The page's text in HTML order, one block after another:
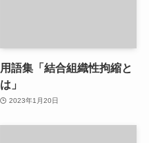
用語集「結合組織性拘縮と
は」
2023年1月20日